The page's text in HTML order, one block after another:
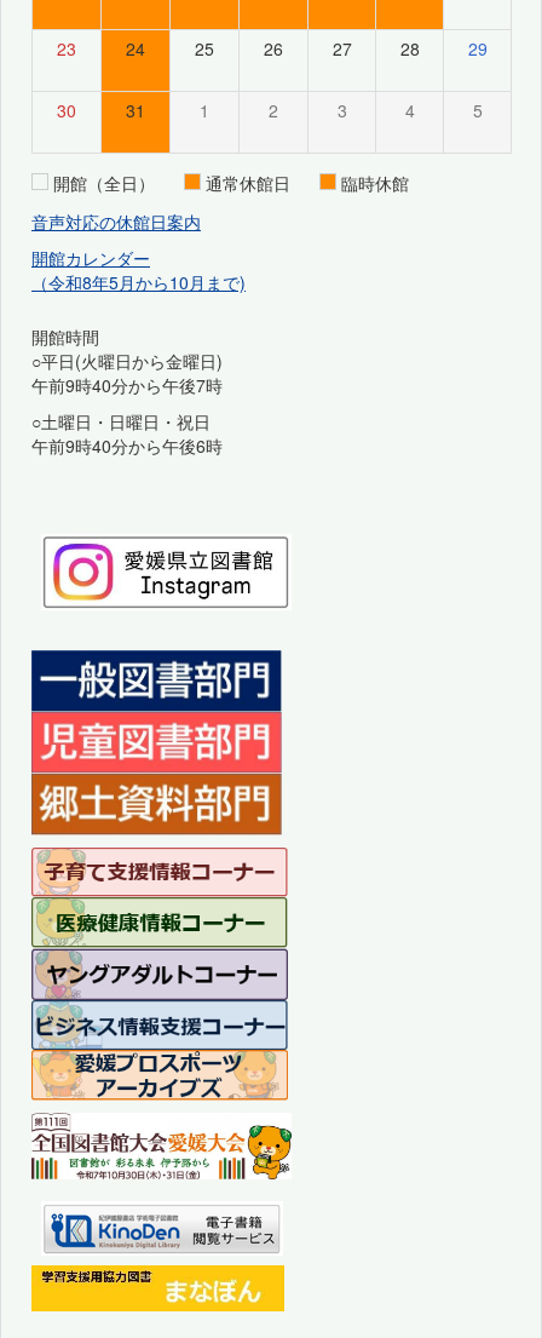
23 24 25 26 27 28 29
30 31 1 2 3 4 5
開館（全日） 通常休館日
臨時休館
音声対応の休館日案内
開館カレンダー
（令和8年5月から10月まで)
開館時間
○平日(火曜日から金曜日)
午前9時40分から午後7時
○土曜日・日曜日・祝日
午前9時40分から午後6時